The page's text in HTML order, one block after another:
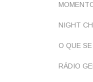
NIGHT
O QUE
RÁDIO